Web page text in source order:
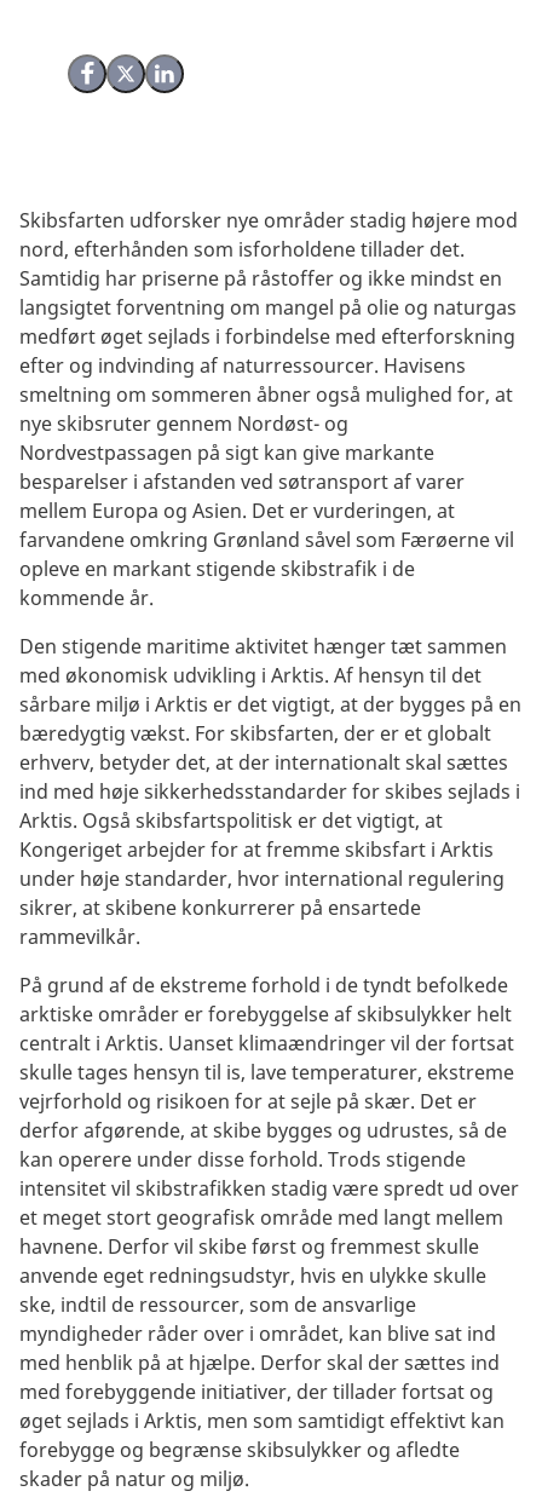
Del på Facebook
Del på X (Twitter)
Del på LinkedIn
Skibsfarten udforsker nye områder stadig højere mod
nord, efterhånden som isforholdene tillader det.
Samtidig har priserne på råstoffer og ikke mindst en
langsigtet forventning om mangel på olie og naturgas
medført øget sejlads i forbindelse med efterforskning
efter og indvinding af naturressourcer. Havisens
smeltning om sommeren åbner også mulighed for, at
nye skibsruter gennem Nordøst- og
Nordvestpassagen på sigt kan give markante
besparelser i afstanden ved søtransport af varer
mellem Europa og Asien. Det er vurderingen, at
farvandene omkring Grønland såvel som Færøerne vil
opleve en markant stigende skibstrafik i de
kommende år.
Den stigende maritime aktivitet hænger tæt sammen
med økonomisk udvikling i Arktis. Af hensyn til det
sårbare miljø i Arktis er det vigtigt, at der bygges på en
bæredygtig vækst. For skibsfarten, der er et globalt
erhverv, betyder det, at der internationalt skal sættes
ind med høje sikkerhedsstandarder for skibes sejlads i
Arktis. Også skibsfartspolitisk er det vigtigt, at
Kongeriget arbejder for at fremme skibsfart i Arktis
under høje standarder, hvor international regulering
sikrer, at skibene konkurrerer på ensartede
rammevilkår.
På grund af de ekstreme forhold i de tyndt befolkede
arktiske områder er forebyggelse af skibsulykker helt
centralt i Arktis. Uanset klimaændringer vil der fortsat
skulle tages hensyn til is, lave temperaturer, ekstreme
vejrforhold og risikoen for at sejle på skær. Det er
derfor afgørende, at skibe bygges og udrustes, så de
kan operere under disse forhold. Trods stigende
intensitet vil skibstrafikken stadig være spredt ud over
et meget stort geografisk område med langt mellem
havnene. Derfor vil skibe først og fremmest skulle
anvende eget redningsudstyr, hvis en ulykke skulle
ske, indtil de ressourcer, som de ansvarlige
myndigheder råder over i området, kan blive sat ind
med henblik på at hjælpe. Derfor skal der sættes ind
med forebyggende initiativer, der tillader fortsat og
øget sejlads i Arktis, men som samtidigt effektivt kan
forebygge og begrænse skibsulykker og afledte
skader på natur og miljø.